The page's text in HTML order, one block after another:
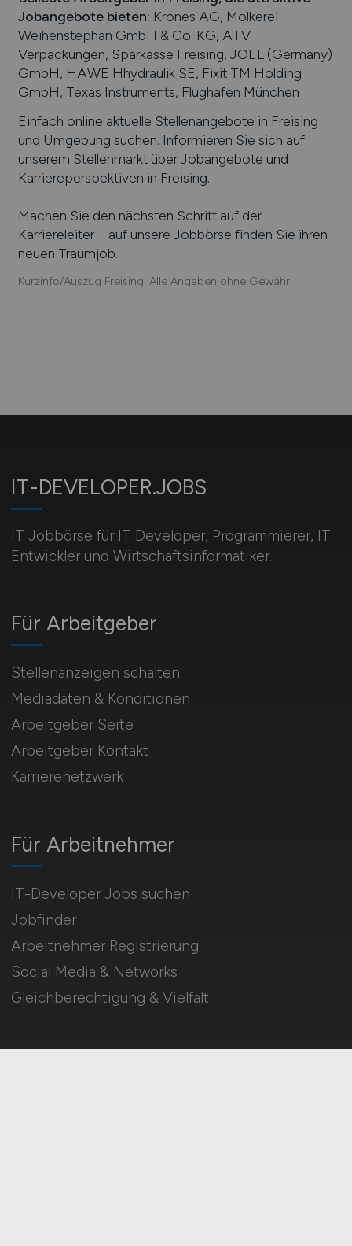
Jobangebote bieten: Krones AG, Molkerei
Weihenstephan GmbH & Co. KG, ATV
Verpackungen, Sparkasse Freising, JOEL (Germany)
GmbH, HAWE Hhydraulik SE, Fixit TM Holding
GmbH, Texas Instruments, Flughafen München
Einfach online aktuelle Stellenangebote in Freising
und Umgebung suchen. Informieren Sie sich auf
unserem Stellenmarkt über Jobangebote und
Karriereperspektiven in Freising.
Machen Sie den nächsten Schritt auf der
Karriereleiter – auf unsere Jobbörse finden Sie ihren
neuen Traumjob.
Kurzinfo/Auszug Freising. Alle Angaben ohne Gewähr.
IT-DEVELOPER.JOBS
IT Jobbörse für IT Developer, Programmierer, IT
Entwickler und Wirtschaftsinformatiker.
Für Arbeitnehmer
IT-Developer Jobs suchen
Jobfinder
Arbeitnehmer Registrierung
Social Media & Networks
Gleichberechtigung & Vielfalt
Für Arbeitgeber
Stellenanzeigen schalten
Mediadaten & Konditionen
Arbeitgeber Seite
Arbeitgeber Kontakt
Karrierenetzwerk